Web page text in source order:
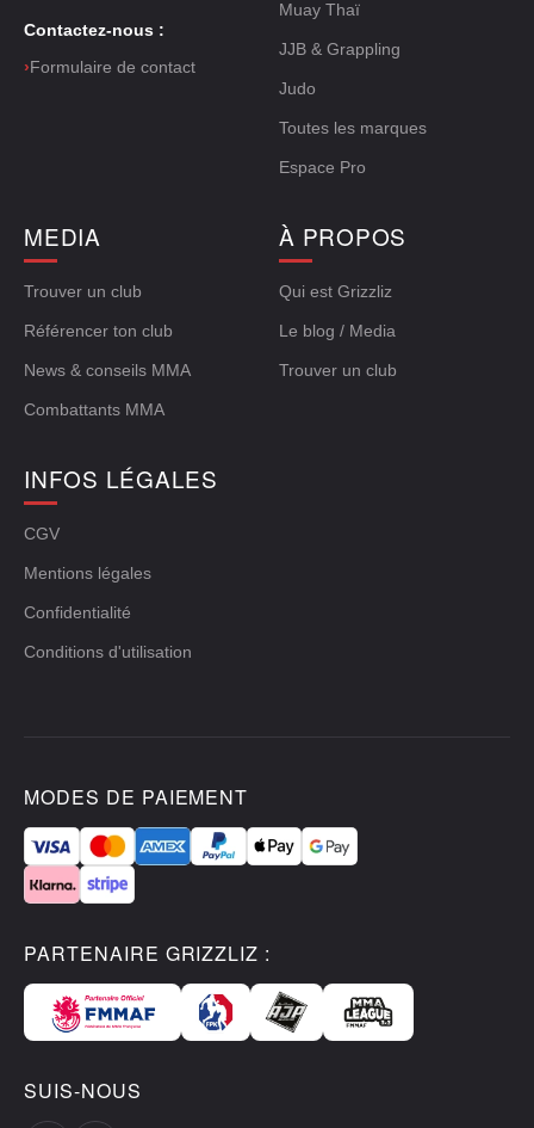
Contactez-nous :
›Formulaire de contact
Muay Thaï
JJB & Grappling
Judo
Toutes les marques
Espace Pro
MEDIA
Trouver un club
Référencer ton club
News & conseils MMA
Combattants MMA
À PROPOS
Qui est Grizzliz
Le blog / Media
Trouver un club
INFOS LÉGALES
CGV
Mentions légales
Confidentialité
Conditions d'utilisation
MODES DE PAIEMENT
PARTENAIRE GRIZZLIZ :
SUIS-NOUS